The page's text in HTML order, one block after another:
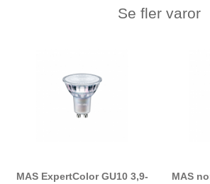
Se fler varor
MAS ExpertColor GU10 3,9-
MAS